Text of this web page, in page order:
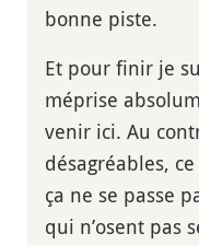
bonne piste.
Et pour finir je
méprise
venir ici. Au
désagréables,
ça ne se passe
qui n’osent pas